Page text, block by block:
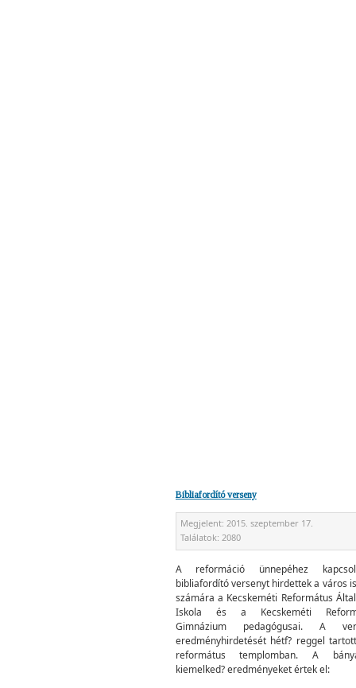
Bibliafordító verseny
Megjelent: 2015. szeptember 17.
Találatok: 2080
A reformáció ünnepéhez
bibliafordító versenyt hirdettek a város
számára a Kecskeméti Református
Iskola és a Kecskeméti
Gimnázium pedagógusai. A
eredményhirdetését hétf? reggel
református templomban. A
kiemelked? eredményeket értek el: